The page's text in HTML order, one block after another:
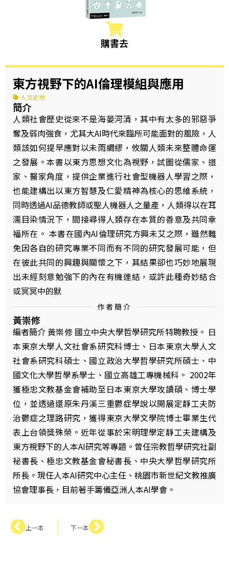
購書去
東方視野下的AI倫理模組與應用
人文史地
簡介
人類社會歷史從來不是海晏河清，其中有太多的邪惡爭
奪及弱肉強食，尤其大AI時代來臨所可能面對的風險，人
類該如何提早應對以未雨綢繆，攸關人類未來整體命運
之發展。本書以東方思想文化為視野，試圖從儒家、道
家、醫家角度，提供企業進行社會型機器人學習之際，
也能建構出以東方智慧及仁愛精神為核心的思維系統，
同時透過AI品德教師或聖人機器人之量產，人類得以在耳
濡目染情況下，間接尋得人類存在本質的善意及共同幸
福所在。 本書在國內AI倫理研究方興未艾之際，雖然難
免因各自的研究專業不同而有不同的研究發展可能，但
在彼此共同的興趣與關懷之下，其結果卻也巧妙地展現
出未經刻意勉強下的內在有機連結，或許此種奇妙結合
或冥冥中的默
作者簡介
黃崇修
編者簡介 黃崇修 國立中央大學哲學研究所特聘教授。 日
本東京大學人文社會系研究科博士、日本東京大學人文
社會系研究科碩士、國立政治大學哲學研究所碩士、中
國文化大學哲學系學士、國立高雄工專機械科。 2002年
獲極忠文教基金會補助至日本東京大學攻讀碩、博士學
位，並透過還原朱丹溪三重鬱症學說以開展定靜工夫防
治鬱症之理路研究，獲得東京大學文學院博士畢業生代
表上台領獎殊榮。近年從事於宋明理學定靜工夫建構及
東方視野下的人本AI研究等專題。曾任宗教哲學研究社副
祕書長、極忠文教基金會秘書長、中央大學哲學研究所
所長。現任人本AI研究中心主任、桃園市新世紀文教推廣
協會理事長，目前著手籌備亞洲人本AI學會。
上一本 下一本